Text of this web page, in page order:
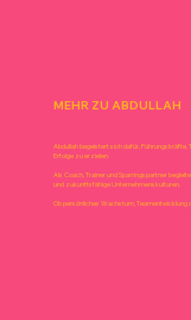
MEHR ZU ABDULLAH
Abdullah begeistert sich dafür,
Erfolge zu erzielen.
Als Coach, Trainer und Sparringspartner
und zukunftsfähige Unternehmenskulturen.
Ob persönliches Wachstum, Teamentwicklung